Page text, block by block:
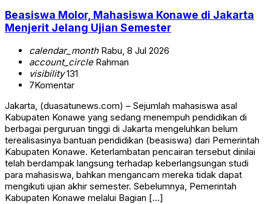
Beasiswa Molor, Mahasiswa Konawe di Jakarta
Menjerit Jelang Ujian Semester
calendar_monthRabu, 8 Jul 2026
account_circleRahman
visibility131
7Komentar
Jakarta, (duasatunews.com) – Sejumlah mahasiswa asal
Kabupaten Konawe yang sedang menempuh pendidikan di
berbagai perguruan tinggi di Jakarta mengeluhkan belum
terealisasinya bantuan pendidikan (beasiswa) dari Pemerintah
Kabupaten Konawe. Keterlambatan pencairan tersebut dinilai
telah berdampak langsung terhadap keberlangsungan studi
para mahasiswa, bahkan mengancam mereka tidak dapat
mengikuti ujian akhir semester. Sebelumnya, Pemerintah
Kabupaten Konawe melalui Bagian […]